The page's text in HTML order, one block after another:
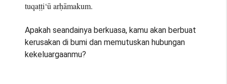
tuqaṭṭi‘ū arḥāmakum.
Apakah seandainya berkuasa, kamu akan berbuat
kerusakan di bumi dan memutuskan hubungan
kekeluargaanmu?